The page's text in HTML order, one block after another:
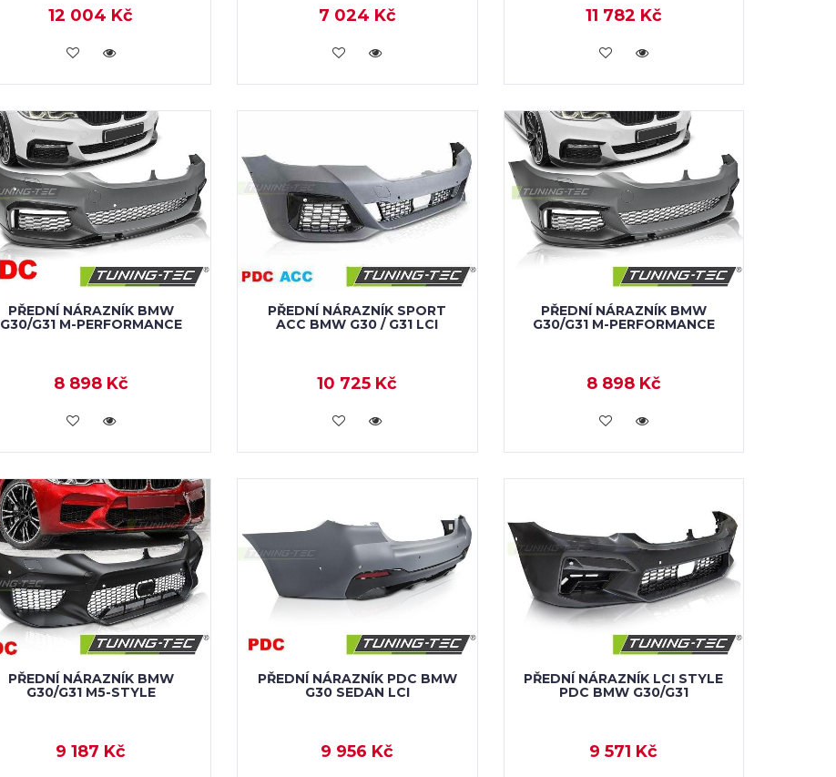
12 004 Kč
KOUPIT
7 024 Kč
KOUPIT
11 782 Kč
KOUPIT
PŘEDNÍ NÁRAZNÍK BMW
G30/G31 M-PERFORMANCE
8 898 Kč
KOUPIT
PŘEDNÍ NÁRAZNÍK SPORT
ACC BMW G30 / G31 LCI
10 725 Kč
KOUPIT
PŘEDNÍ NÁRAZNÍK BMW
G30/G31 M-PERFORMANCE
8 898 Kč
KOUPIT
PŘEDNÍ NÁRAZNÍK BMW
G30/G31 M5-STYLE
9 187 Kč
PŘEDNÍ NÁRAZNÍK PDC BMW
G30 SEDAN LCI
9 956 Kč
PŘEDNÍ NÁRAZNÍK LCI STYLE
PDC BMW G30/G31
9 571 Kč